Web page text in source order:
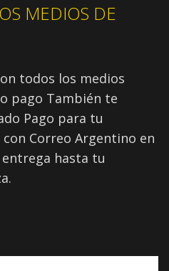
MEDIOS DE
todos los medios
pago También te
Pago para tu
Correo Argentino en
hasta tu